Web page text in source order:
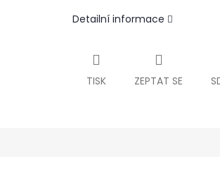
Detailní informace
TISK ZEPTAT SE